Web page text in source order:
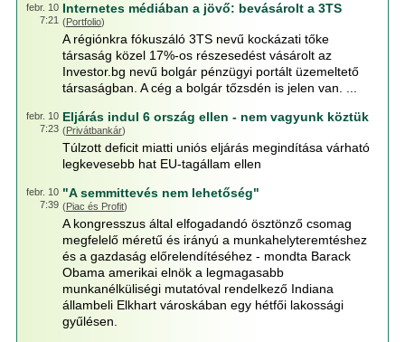
febr. 10
7:21
Internetes médiában a jövő: bevásárolt a 3TS
(Portfolio)
A régiónkra fókuszáló 3TS nevű kockázati tőke
társaság közel 17%-os részesedést vásárolt az
Investor.bg nevű bolgár pénzügyi portált üzemeltető
társaságban. A cég a bolgár tőzsdén is jelen van. ...
febr. 10
7:23
Eljárás indul 6 ország ellen - nem vagyunk köztük
(Privátbankár)
Túlzott deficit miatti uniós eljárás megindítása várható
legkevesebb hat EU-tagállam ellen
febr. 10
7:39
"A semmittevés nem lehetőség"
(Piac és Profit)
A kongresszus által elfogadandó ösztönző csomag
megfelelő méretű és irányú a munkahelyteremtéshez
és a gazdaság előrelendítéséhez - mondta Barack
Obama amerikai elnök a legmagasabb
munkanélküliségi mutatóval rendelkező Indiana
állambeli Elkhart városkában egy hétfői lakossági
gyűlésen.